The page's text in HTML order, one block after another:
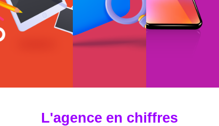
#tendances
L'agence en chiffres